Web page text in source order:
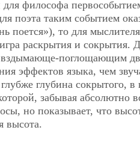
философа
поэта таким событием
поется»), то для
раскрытия и
вздымающе-поглощающим
эффектов языка, чем
глубина сокрытого,
забывая абсолютно
но показывает, что
высота.